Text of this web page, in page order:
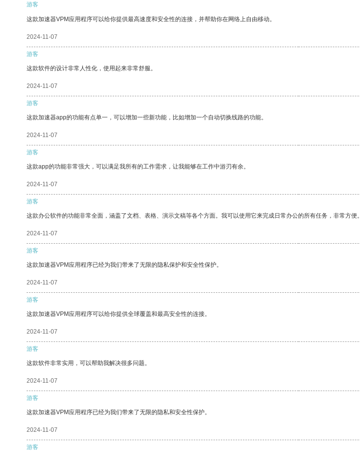
游客
这款加速器VPM应用程序可以给你提供最高速度和安全性的连接，并帮助你在网络上自由移动。
2024-11-07
游客
这款软件的设计非常人性化，使用起来非常舒服。
2024-11-07
游客
这款加速器app的功能有点单一，可以增加一些新功能，比如增加一个自动切换线路的功能。
2024-11-07
游客
这款app的功能非常强大，可以满足我所有的工作需求，让我能够在工作中游刃有余。
2024-11-07
游客
这款办公软件的功能非常全面，涵盖了文档、表格、演示文稿等各个方面。我可以使用它来完成日常办公的所有任务，非常方便。
2024-11-07
游客
这款加速器VPM应用程序已经为我们带来了无限的隐私保护和安全性保护。
2024-11-07
游客
这款加速器VPM应用程序可以给你提供全球覆盖和最高安全性的连接。
2024-11-07
游客
这款软件非常实用，可以帮助我解决很多问题。
2024-11-07
游客
这款加速器VPM应用程序已经为我们带来了无限的隐私和安全性保护。
2024-11-07
游客